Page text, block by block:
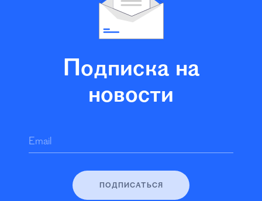
Подписка на
новости
Email
ПОДПИСАТЬСЯ